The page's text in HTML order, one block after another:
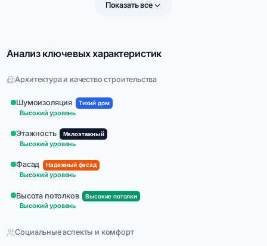
Показать все
Анализ ключевых характеристик
Архитектура и качество строительства
Шумоизоляция Тихий дом
Высокий уровень
Этажность Малоэтажный
Высокий уровень
Фасад Надежный фасад
Высокий уровень
Высота потолков Высокие потолки
Высокий уровень
Социальные аспекты и комфорт